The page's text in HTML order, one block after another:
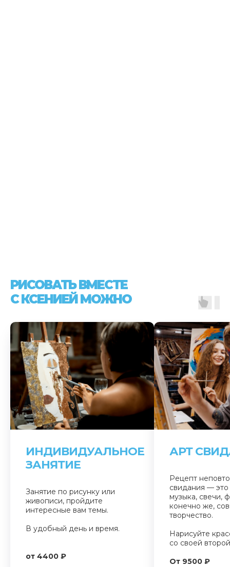
РИСОВАТЬ ВМЕСТЕ
С КСЕНИЕЙ МОЖНО
ИНДИВИДУАЛЬНОЕ
ЗАНЯТИЕ
Занятие по рисунку или
живописи, пройдите
интересные вам темы.
В удобный день и время.
от 4400 ₽
АРТ
Рецепт
свидания —
музыка, свечи,
конечно же,
творчество.
Нарисуйте
со своей
От 9500 ₽